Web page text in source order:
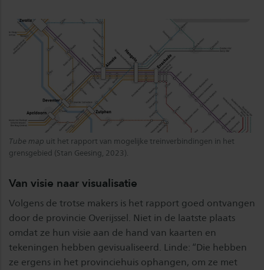
Tube map uit het rapport van mogelijke treinverbindingen in het
grensgebied (Stan Geesing, 2023).
Van visie naar visualisatie
Volgens de trotse makers is het rapport goed ontvangen
door de provincie Overijssel. Niet in de laatste plaats
omdat ze hun visie aan de hand van kaarten en
tekeningen hebben gevisualiseerd. Linde: “Die hebben
ze ergens in het provinciehuis ophangen, om ze met